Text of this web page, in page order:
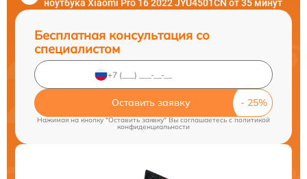
ноутбука Xiaomi Pro 16 2022 JYU4501CN от 35 минут
Бесплатная консультация со
специалистом
Оставить заявку
Нажимая на кнопку "Оставить заявку" Вы соглашаетесь cполитикой
конфиденциальности